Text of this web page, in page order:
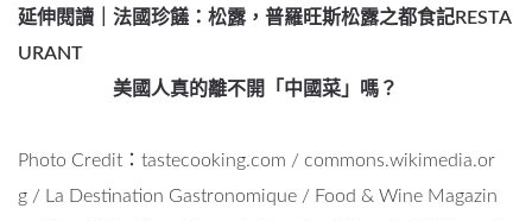
延伸閱讀｜ 法國珍饈：松露，普羅旺斯松露之都食記RESTA
URANT
美國人真的離不開「中國菜」嗎？
Photo Credit： tastecooking.com / commons.wikimedia.or
g / La Destination Gastronomique / Food & Wine Magazin